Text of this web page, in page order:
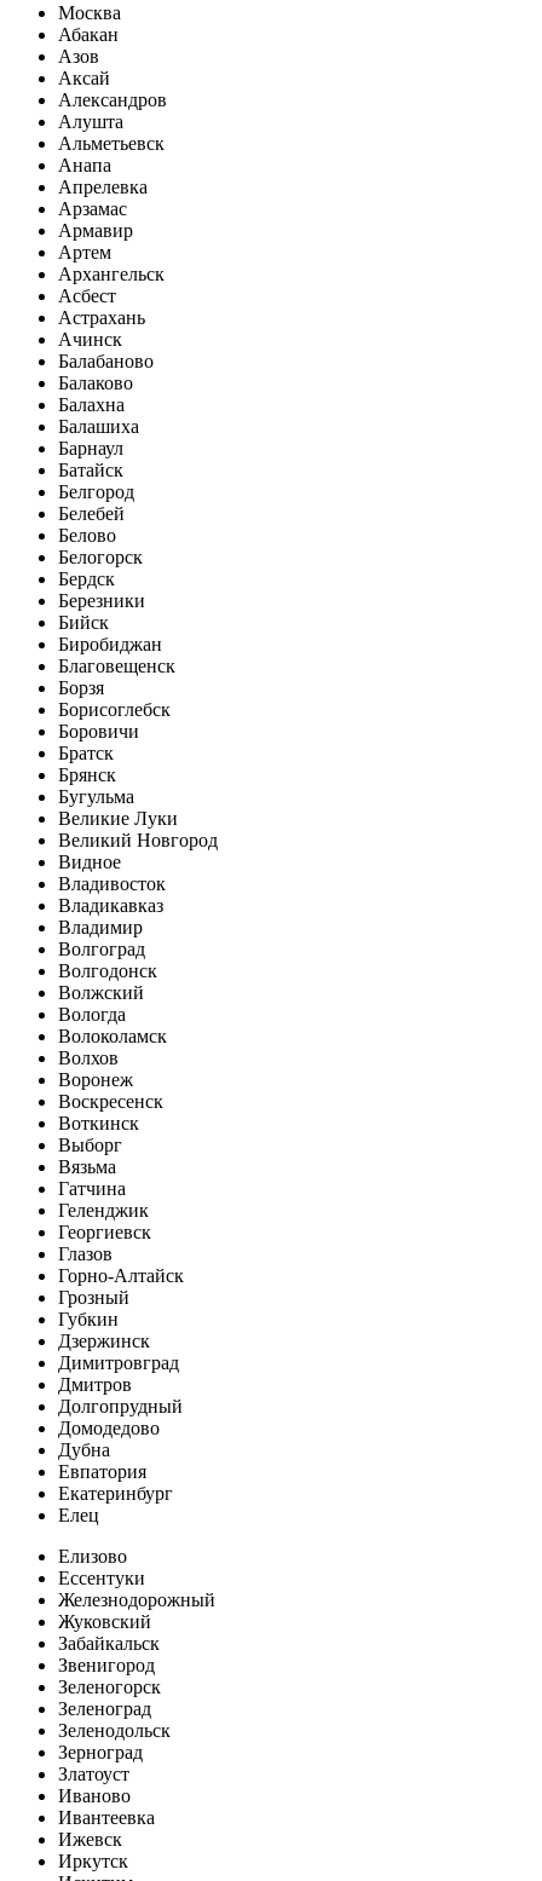
Москва
Абакан
Азов
Аксай
Александров
Алушта
Альметьевск
Анапа
Апрелевка
Арзамас
Армавир
Артем
Архангельск
Асбест
Астрахань
Ачинск
Балабаново
Балаково
Балахна
Балашиха
Барнаул
Батайск
Белгород
Белебей
Белово
Белогорск
Бердск
Березники
Бийск
Биробиджан
Благовещенск
Борзя
Борисоглебск
Боровичи
Братск
Брянск
Бугульма
Великие Луки
Великий Новгород
Видное
Владивосток
Владикавказ
Владимир
Волгоград
Волгодонск
Волжский
Вологда
Волоколамск
Волхов
Воронеж
Воскресенск
Воткинск
Выборг
Вязьма
Гатчина
Геленджик
Георгиевск
Глазов
Горно-Алтайск
Грозный
Губкин
Дзержинск
Димитровград
Дмитров
Долгопрудный
Домодедово
Дубна
Евпатория
Екатеринбург
Елец
Елизово
Ессентуки
Железнодорожный
Жуковский
Забайкальск
Звенигород
Зеленогорск
Зеленоград
Зеленодольск
Зерноград
Златоуст
Иваново
Ивантеевка
Ижевск
Иркутск